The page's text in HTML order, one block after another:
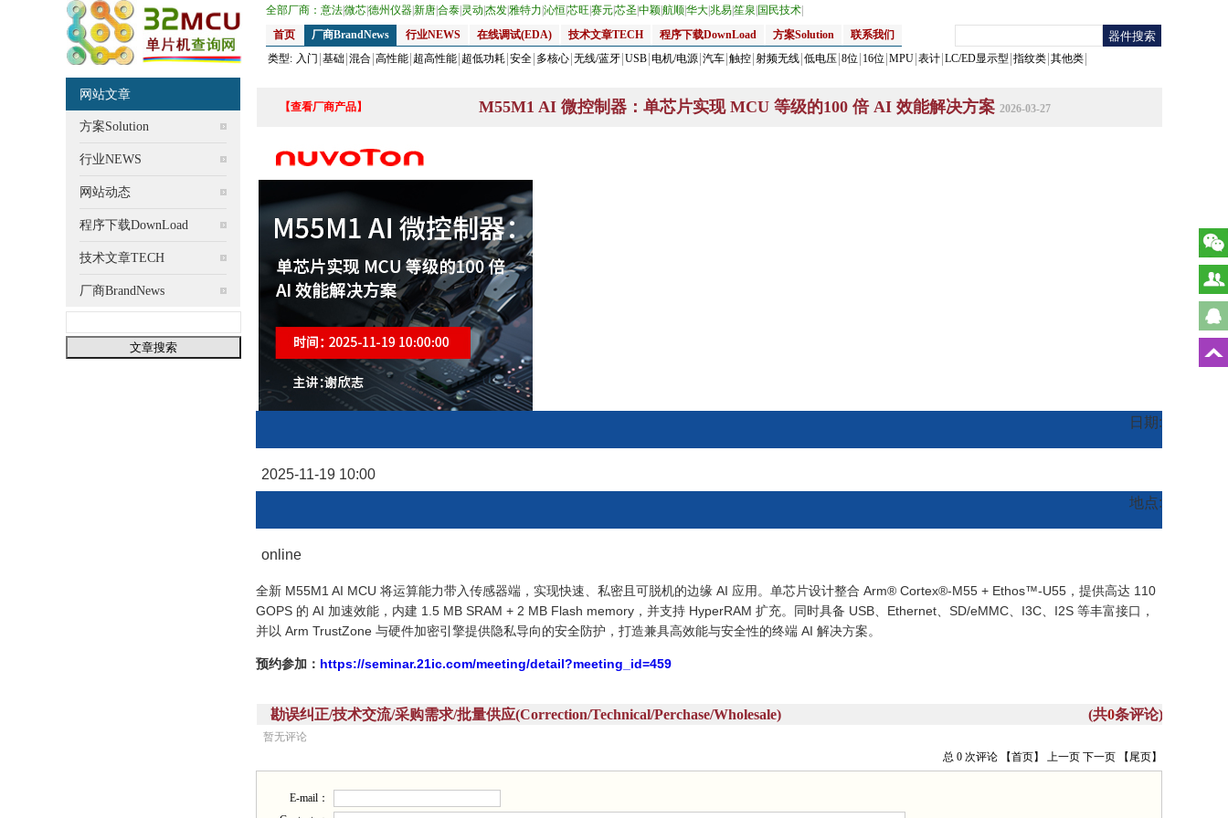
全部厂商： 意法微芯德州仪器新唐合泰 灵动 杰发雅特力 沁恒芯旺 赛元芯圣 中颖航顺华大兆易笙泉 国民技术
首页
厂商BrandNews 行业NEWS 在线调试(EDA) 技术文章TECH 程序下载DownLoad 方案Solution
联系我们
类型: 入门 基础 混合 高性能 超高性能 超低功耗 安全 多核心 无线/蓝牙 USB 电机/电源 汽车 触控 射频无线 低电压 8位 16位 MPU 表计 LC/ED显示型 指纹类 其他类
网站文章
方案Solution
行业NEWS
网站动态
程序下载DownLoad
技术文章TECH
厂商BrandNews
【查看厂商产品】 M55M1 AI 微控制器：单芯片实现 MCU 等级的100 倍 AI 效能解决方案 2026-03-27
日期:
2025-11-19 10:00
地点:
online
全新 M55M1 AI MCU 将运算能力带入传感器端，实现快速、私密且可脱机的边缘 AI 应用。单芯片设计整合 Arm® Cortex®-M55 + Ethos™-U55，提供高达 110
GOPS 的 AI 加速效能，内建 1.5 MB SRAM + 2 MB Flash memory，并支持 HyperRAM 扩充。同时具备 USB、Ethernet、SD/eMMC、I3C、I2S 等丰富接口，
并以 Arm TrustZone 与硬件加密引擎提供隐私导向的安全防护，打造兼具高效能与安全性的终端 AI 解决方案。
预约参加： https://seminar.21ic.com/meeting/detail?meeting_id=459
勘误纠正/技术交流/采购需求/批量供应(Correction/Technical/Perchase/Wholesale) (共0条评论)
暂无评论
总 0 次评论
【首页】 上一页 下一页 【尾页】
E-mail：